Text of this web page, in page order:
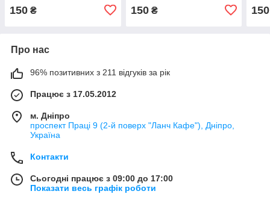
150 ₴ 150₴ 150
Про нас
96% позитивних з 211 відгуків за рік
Працює з 17.05.2012
м. Дніпро
проспект Праці 9 (2-й поверх "Ланч Кафе"), Дніпро,
Україна
Контакти
Сьогодні працює з 09:00 до 17:00
Показати весь графік роботи